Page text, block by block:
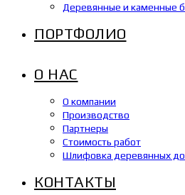
Деревянные и каменные
ПОРТФОЛИО
О НАС
О компании
Производство
Партнеры
Стоимость работ
Шлифовка деревянных
КОНТАКТЫ